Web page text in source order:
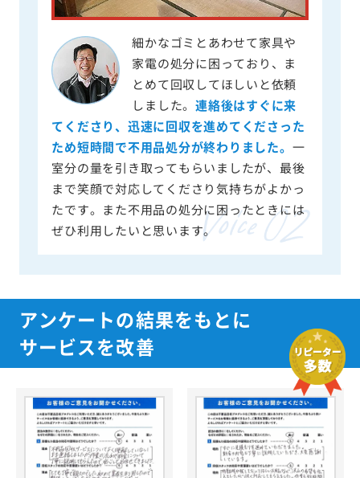
細かなゴミとあわせて家具や
家電の処分に困っており、ま
とめて回収してほしいと依頼
しました。連絡後はすぐに来
てくださり、迅速に回収を進めてくださった
ため短時間で不用品処分が終わりました。 一
室分の量を引き取ってもらいましたが、最後
まで笑顔で対応してくださり気持ちがよかっ
たです。また不用品の処分に困ったときには
ぜひ利用したいと思います。
アンケートの結果をもとに
サービスを改善